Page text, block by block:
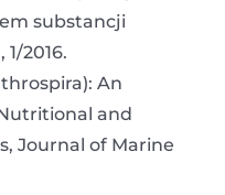
substancji
2016.
An
and
Journal of Marine